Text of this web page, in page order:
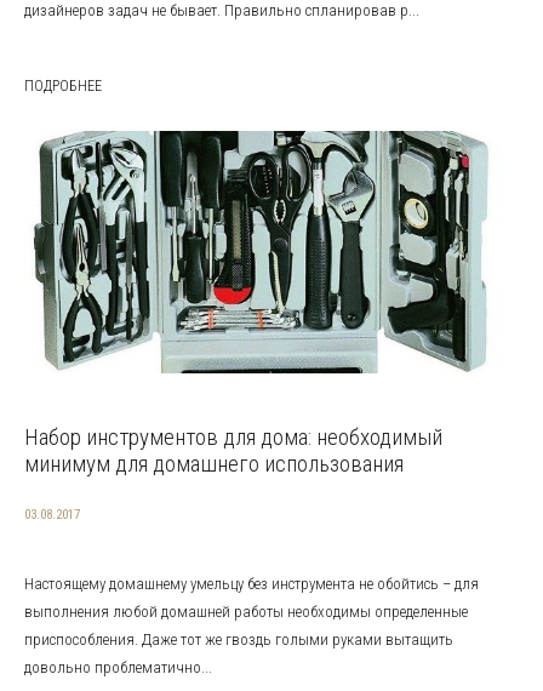
дизайнеров задач не бывает. Правильно спланировав р...
ПОДРОБНЕЕ
Набор инструментов для дома: необходимый
минимум для домашнего использования
03.08.2017
Настоящему домашнему умельцу без инструмента не обойтись – для
выполнения любой домашней работы необходимы определенные
приспособления. Даже тот же гвоздь голыми руками вытащить
довольно проблематично...